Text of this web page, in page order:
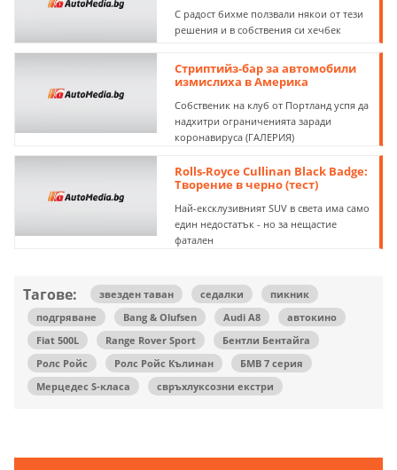
С радост бихме ползвали някои от тези
решения и в собствения си хечбек
Стриптийз-бар за автомобили
измислиха в Америка
Собственик на клуб от Портланд успя да
надхитри ограниченията заради
коронавируса (ГАЛЕРИЯ)
Rolls-Royce Cullinan Black Badge:
Творение в черно (тест)
Най-ексклузивният SUV в света има само
един недостатък - но за нещастие
фатален
Тагове: звезден таван седалки
пикник
подгряване
Bang & Olufsen Audi A8
автокино
Fiat 500L
Range Rover Sport
Бентли Бентайга
Ролс Ройс
Ролс Ройс Кълинан
БМВ 7 серия
Мерцедес S-класа
свръхлуксозни екстри